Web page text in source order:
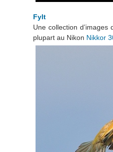
Fylt
Une collection
plupart au Nikon Nikkor